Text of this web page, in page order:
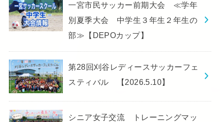
一宮市民サッカー前期大会 ≪学年
別夏季大会 中学生３年生２年生の
部≫【DEPOカップ】
第28回刈谷レディースサッカーフェ
スティバル 【2026.5.10】
シニア女子交流 トレーニングマッ